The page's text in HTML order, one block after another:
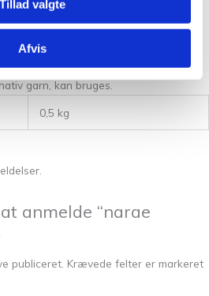
Tillad valgte
Afvis
,Ditte Larsen
og opskrifter til begyndere. Vi
rådgivning om, hvordan du kommer
garn, kan bruges.
0,5 kg
anmelde “narae
publiceret. Krævede felter er markeret